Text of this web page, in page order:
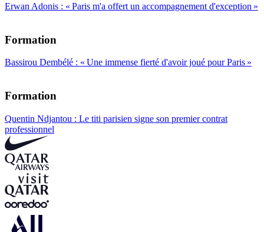
Erwan Adonis : « Paris m'a offert un accompagnement d'exception »
Formation
Bassirou Dembélé : « Une immense fierté d'avoir joué pour Paris »
Formation
Quentin Ndjantou : Le titi parisien signe son premier contrat
professionnel